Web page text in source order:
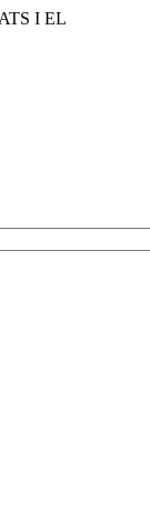
I EL